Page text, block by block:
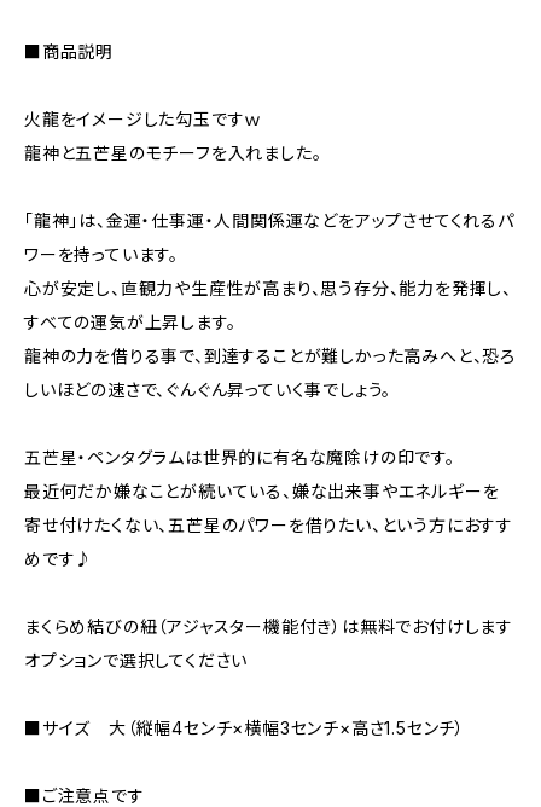
■商品説明
火龍をイメージした勾玉ですｗ
龍神と五芒星のモチーフを入れました。
「龍神」は、金運・仕事運・人間関係運などをアップさせてくれるパ
ワーを持っています。
心が安定し、直観力や生産性が高まり、思う存分、能力を発揮し、
すべての運気が上昇します。
龍神の力を借りる事で、到達することが難しかった高みへと、恐ろ
しいほどの速さで、ぐんぐん昇っていく事でしょう。
五芒星・ペンタグラムは世界的に有名な魔除けの印です。
最近何だか嫌なことが続いている、嫌な出来事やエネルギーを
寄せ付けたくない、五芒星のパワーを借りたい、という方におすす
めです♪
まくらめ結びの紐（アジャスター機能付き）は無料でお付けします
オプションで選択してください
■サイズ 大（縦幅4センチ×横幅3センチ×高さ1.5センチ）
■ご注意点です